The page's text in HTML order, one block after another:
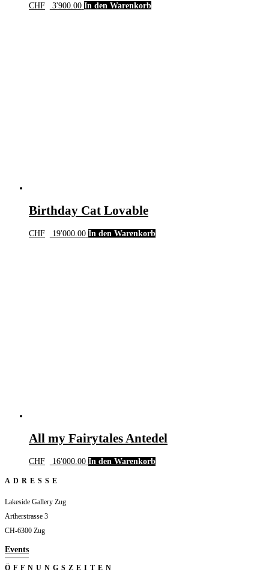
CHF 3'900.00 In den Warenkorb
Birthday Cat Lovable
CHF 19'000.00 In den Warenkorb
All my Fairytales Antedel
CHF 16'000.00 In den Warenkorb
ADRESSE
Lakeside Gallery Zug
Artherstrasse 3
CH-6300 Zug
Events
ÖFFNUNGSZEITEN